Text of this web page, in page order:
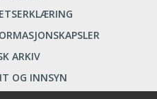
ARKIV
OG INNSYN